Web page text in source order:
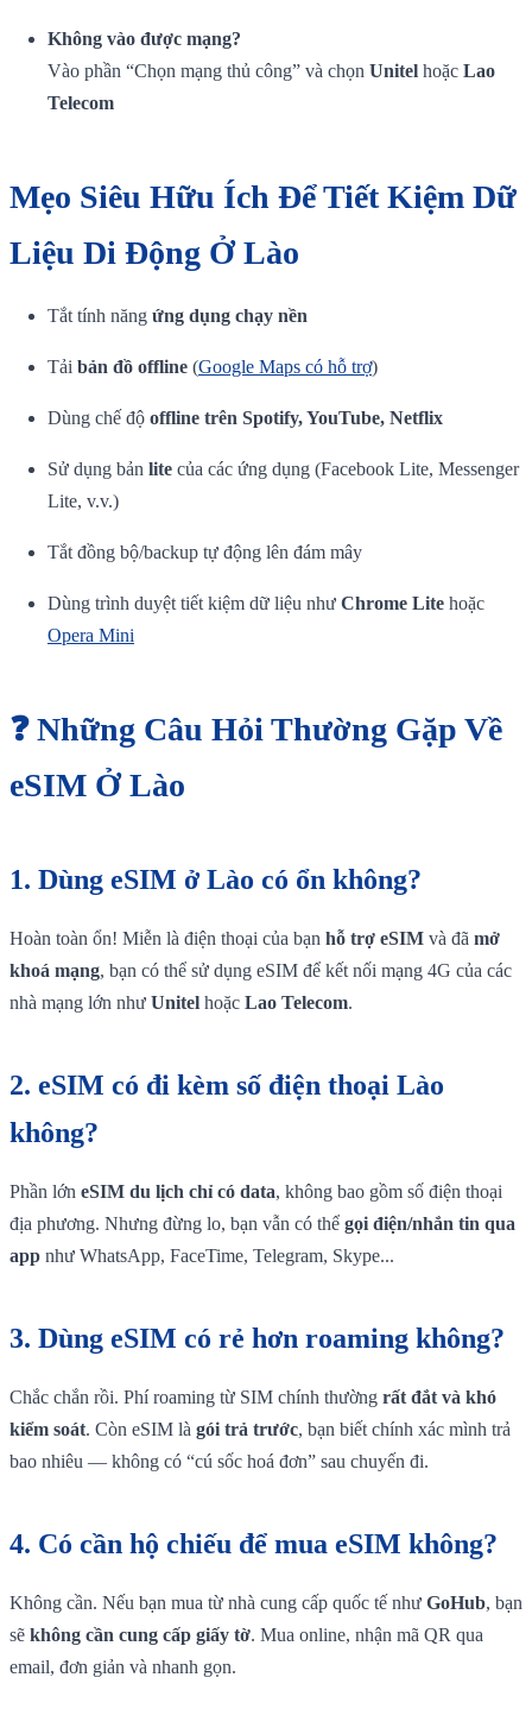
Không vào được mạng?
Vào phần “Chọn mạng thủ công” và chọn Unitel hoặc Lao
Telecom
Mẹo Siêu Hữu Ích Để Tiết Kiệm Dữ
Liệu Di Động Ở Lào
Tắt tính năng ứng dụng chạy nền
Tải bản đồ offline (Google Maps có hỗ trợ)
Dùng chế độ offline trên Spotify, YouTube, Netflix
Sử dụng bản lite của các ứng dụng (Facebook Lite, Messenger
Lite, v.v.)
Tắt đồng bộ/backup tự động lên đám mây
Dùng trình duyệt tiết kiệm dữ liệu như Chrome Lite hoặc
Opera Mini
❓ Những Câu Hỏi Thường Gặp Về
eSIM Ở Lào
1. Dùng eSIM ở Lào có ổn không?
Hoàn toàn ổn! Miễn là điện thoại của bạn hỗ trợ eSIM và đã mở
khoá mạng, bạn có thể sử dụng eSIM để kết nối mạng 4G của các
nhà mạng lớn như Unitel hoặc Lao Telecom.
2. eSIM có đi kèm số điện thoại Lào
không?
Phần lớn eSIM du lịch chỉ có data, không bao gồm số điện thoại
địa phương. Nhưng đừng lo, bạn vẫn có thể gọi điện/nhắn tin qua
app như WhatsApp, FaceTime, Telegram, Skype...
3. Dùng eSIM có rẻ hơn roaming không?
Chắc chắn rồi. Phí roaming từ SIM chính thường rất đắt và khó
kiểm soát. Còn eSIM là gói trả trước, bạn biết chính xác mình trả
bao nhiêu — không có “cú sốc hoá đơn” sau chuyến đi.
4. Có cần hộ chiếu để mua eSIM không?
Không cần. Nếu bạn mua từ nhà cung cấp quốc tế như GoHub, bạn
sẽ không cần cung cấp giấy tờ. Mua online, nhận mã QR qua
email, đơn giản và nhanh gọn.